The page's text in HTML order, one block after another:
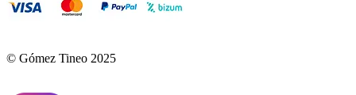
© Gómez Tineo 2025